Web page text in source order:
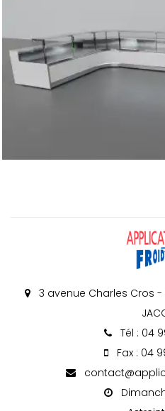
3 avenue Charles Cros
Tél : 04
Fax : 04